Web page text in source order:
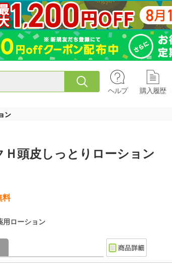
ヘルプ 購入履歴
ン
頭皮しっとりローション
料
用ローション